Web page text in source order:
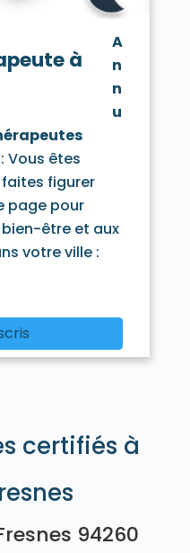
94320
94440
Vincennes 94300
à
A
n
n
u
Vous êtes
figurer
page pour
être et aux
votre ville :
certifiés à
94260